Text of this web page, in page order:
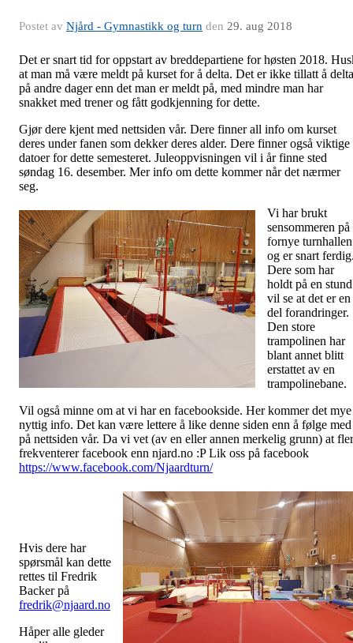
Postet av Njård - Gymnastikk og turn den 29. aug 2018
Det er snart tid for oppstart av breddepartiene for høsten 2018.
at man må være meldt på kurset for å delta. Det er ikke tillatt å delta
på andre dager enn det man er meldt på, med mindre man har
snakket med trener og fått godkjenning for dette.
Gjør dere kjent med nettsiden vår. Dere finner all info om kurset
deres under fanen som dekker deres alder. Dere finner også viktige
datoer for dette semesteret. Juleoppvisningen vil i år finne sted
søndag 16. desember. Mer info om dette kommer når det nærmer
seg.
Vi har brukt
sensommeren på
fornye turnhallen
og er snart
Dere som har
holdt på en stund
vil se at det er en
del forandringer.
Den store
trampolinen har
blant annet blitt
erstattet av en
trampolinebane.
Vil også minne om at vi har en facebookside. Her kommer det mye
nyttig info. Det kan være lettere å like denne siden enn å følge med
på nettsiden vår. Da vi vet (av en eller annen merkelig grunn) at
frekventerer facebook enn njard.no :P Lik oss på facebook
https://www.facebook.com/Njaardturn/
Hvis dere har
spørsmål kan dette
rettes til Fredrik
Backer på
fredrik@njaard.no
Håper alle gleder